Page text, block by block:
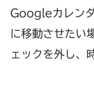
Googleカレン
に移動させたい
ェックを外し、